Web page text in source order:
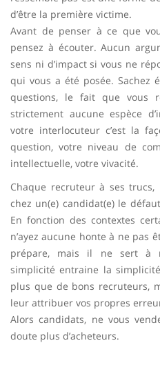
d’être la première victime.
Avant de penser à ce que
pensez à écouter. Aucun
sens ni d’impact si vous ne
qui vous a été posée. Sachez
questions, le fait que vous
strictement aucune espèce
votre interlocuteur c’est la
question, votre niveau de
intellectuelle, votre vivacité.
Chaque recruteur à ses
chez un(e) candidat(e) le
En fonction des contextes
n’ayez aucune honte à ne pas
prépare, mais il ne sert à
simplicité entraine la
plus que de bons recruteurs,
leur attribuer vos propres
Alors candidats, ne vous
doute plus d’acheteurs.